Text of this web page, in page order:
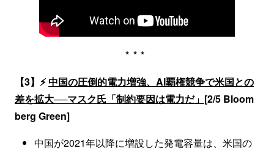
***
【3】⚡中国の圧倒的電力増強、AI覇権競争で米国との
差を拡大──マスク氏「制約要因は電力だ」 [2/5 Bloom
berg Green]
中国が2021年以降に増設した発電容量は、米国の